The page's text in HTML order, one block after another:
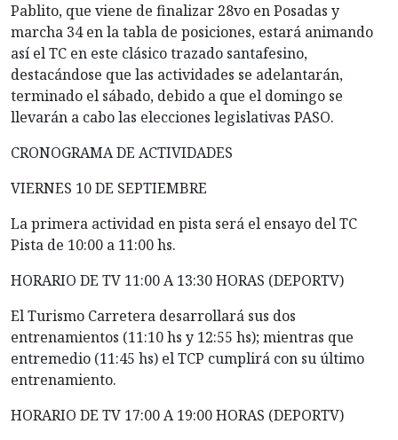
Pablito, que viene de finalizar 28vo en Posadas y
marcha 34 en la tabla de posiciones, estará animando
así el TC en este clásico trazado santafesino,
destacándose que las actividades se adelantarán,
terminado el sábado, debido a que el domingo se
llevarán a cabo las elecciones legislativas PASO.
CRONOGRAMA DE ACTIVIDADES
VIERNES 10 DE SEPTIEMBRE
La primera actividad en pista será el ensayo del TC
Pista de 10:00 a 11:00 hs.
HORARIO DE TV 11:00 A 13:30 HORAS (DEPORTV)
El Turismo Carretera desarrollará sus dos
entrenamientos (11:10 hs y 12:55 hs); mientras que
entremedio (11:45 hs) el TCP cumplirá con su último
entrenamiento.
HORARIO DE TV 17:00 A 19:00 HORAS (DEPORTV)